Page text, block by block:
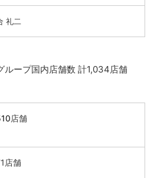
礼二
ループ国内店舗数 計1,034店舗
店舗
店舗